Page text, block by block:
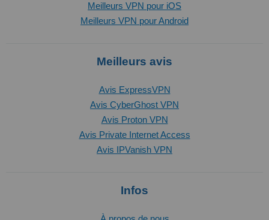
Meilleurs VPN pour iOS
Meilleurs VPN pour Android
Meilleurs avis
Avis ExpressVPN
Avis CyberGhost VPN
Avis Proton VPN
Avis Private Internet Access
Avis IPVanish VPN
Infos